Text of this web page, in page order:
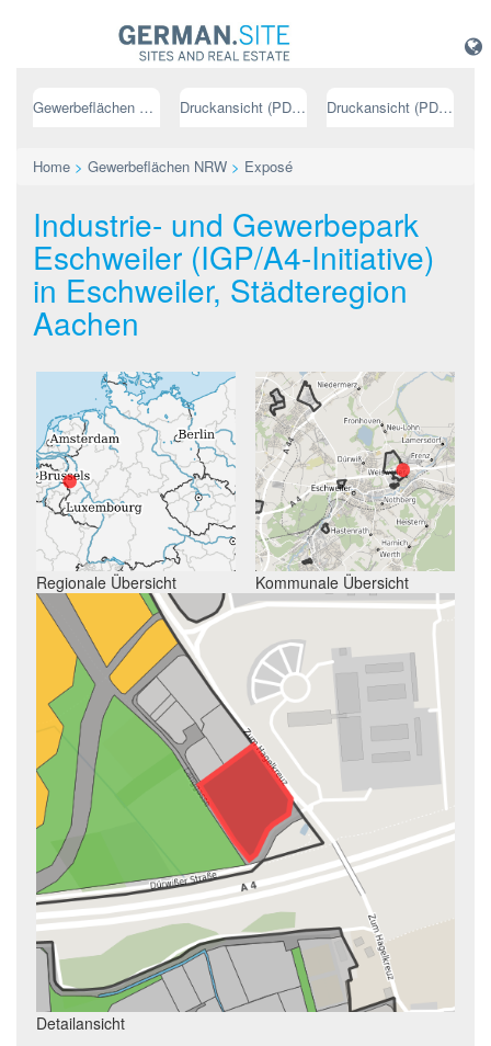
Gewerbeflächen NRW Druckansicht (PDF) // deutsch Druckansicht (PDF) // englisch
Home > Gewerbeflächen NRW > Exposé
Industrie- und Gewerbepark
Eschweiler (IGP/A4-Initiative)
in Eschweiler, Städteregion
Aachen
Regionale Übersicht Kommunale Übersicht
Detailansicht